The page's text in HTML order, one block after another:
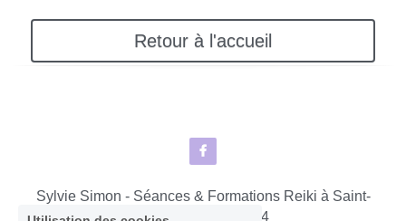
Retour à l'accueil
Sylvie Simon - Séances & Formations Reiki à Saint-
lô - Agneaux © 2024